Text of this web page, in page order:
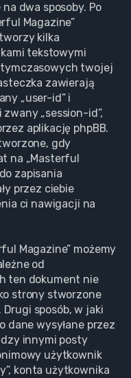
dwa sposoby. Po
Magazine”
kilka
tekstowymi
twojej
zawierają
„user-id” i
„session-id”,
aplikację phpBB.
gdy
na „Masterful
zapisania
przez ciebie
ci nawigacji na
Magazine” możemy
od
ten dokument nie
strony stworzone
sposób, w jaki
dane wysyłane przez
innymi posty
użytkownik
konta użytkownika